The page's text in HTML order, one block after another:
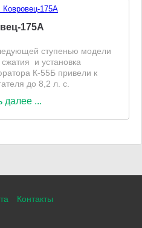
175А
ступенью модели
и установка
К-55Б привели к
до 8,2 л. с.
далее ...
Контакты